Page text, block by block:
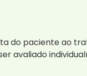
do paciente ao
avaliado